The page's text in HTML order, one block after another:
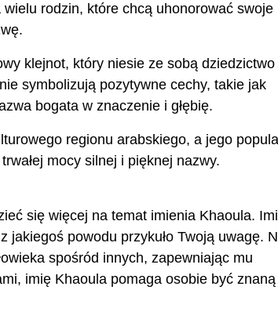
rodzin, które chcą uhonorować swoje
klejnot, który niesie ze sobą dziedzictwo
symbolizują pozytywne cechy, takie jak
bogata w znaczenie i głębię.
regionu arabskiego, a jego
mocy silnej i pięknej nazwy.
się więcej na temat imienia Khaoula.
powodu przykuło Twoją uwagę.
spośród innych, zapewniając mu
imię Khaoula pomaga osobie być znaną